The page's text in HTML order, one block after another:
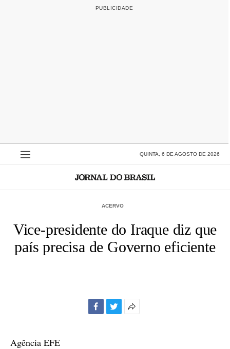
QUINTA, 6 DE AGOSTO DE 2026
ACERVO
Vice-presidente do Iraque diz que
país precisa de Governo eficiente
Agência EFE